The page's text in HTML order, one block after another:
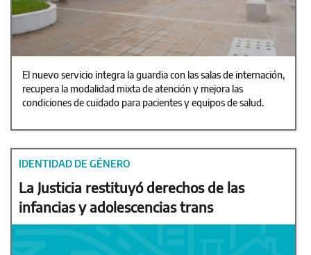
El nuevo servicio integra la guardia con las salas de internación,
recupera la modalidad mixta de atención y mejora las
condiciones de cuidado para pacientes y equipos de salud.
IDENTIDAD DE GÉNERO
La Justicia restituyó derechos de las
infancias y adolescencias trans